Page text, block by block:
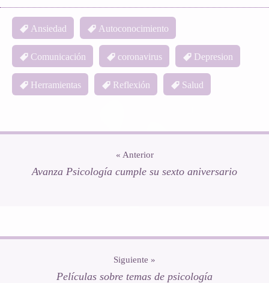
Ansiedad Autoconocimiento
Comunicación coronavirus Depresion
Herramientas Reflexión Salud
« Anterior
Avanza Psicología cumple su sexto aniversario
Siguiente »
Películas sobre temas de psicología